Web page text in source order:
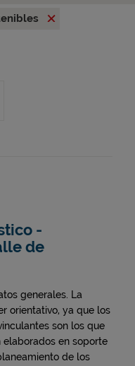
-
de
generales. La
orientativo, ya que los
son los que
elaborados en soporte
de los